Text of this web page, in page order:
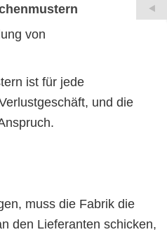
von
ist für jede
und die
muss die Fabrik die
den Lieferanten schicken,